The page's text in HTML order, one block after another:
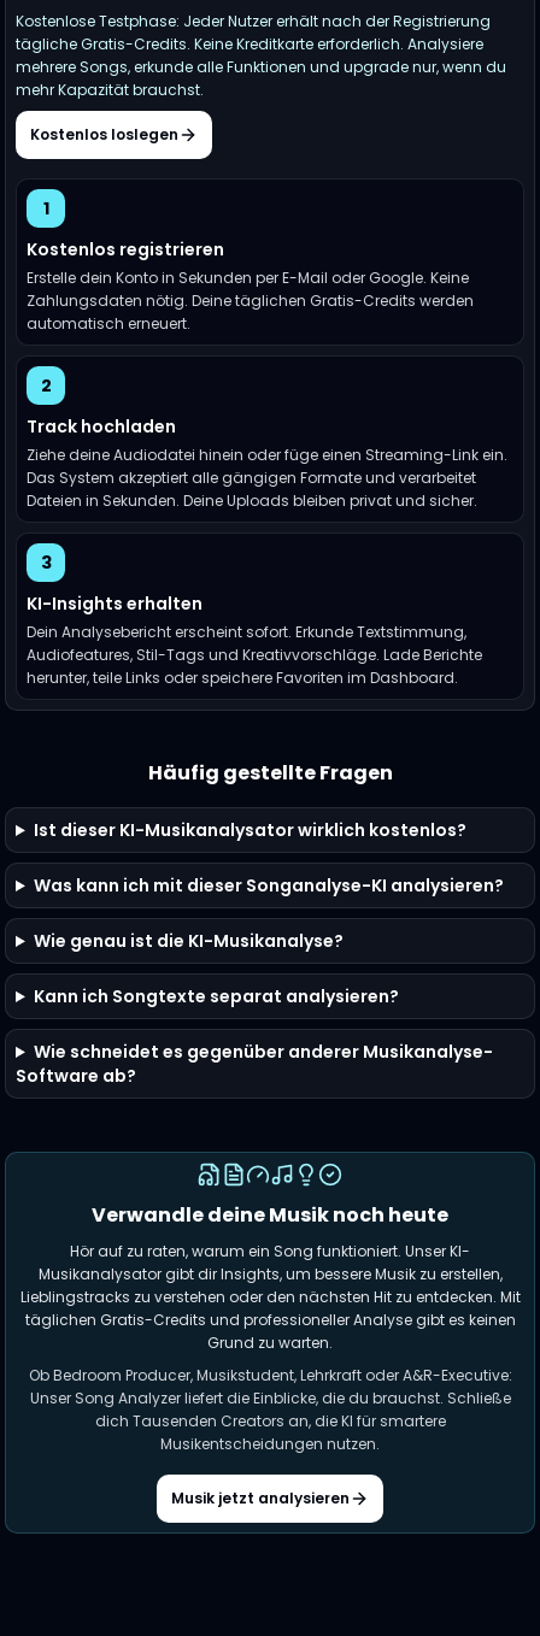
Kostenlose Testphase: Jeder Nutzer erhält nach der Registrierung
tägliche Gratis-Credits. Keine Kreditkarte erforderlich. Analysiere
mehrere Songs, erkunde alle Funktionen und upgrade nur, wenn du
mehr Kapazität brauchst.
Kostenlos loslegen
1
Kostenlos registrieren
Erstelle dein Konto in Sekunden per E-Mail oder Google. Keine
Zahlungsdaten nötig. Deine täglichen Gratis-Credits werden
automatisch erneuert.
2
Track hochladen
Ziehe deine Audiodatei hinein oder füge einen Streaming-Link ein.
Das System akzeptiert alle gängigen Formate und verarbeitet
Dateien in Sekunden. Deine Uploads bleiben privat und sicher.
3
KI-Insights erhalten
Dein Analysebericht erscheint sofort. Erkunde Textstimmung,
Audiofeatures, Stil-Tags und Kreativvorschläge. Lade Berichte
herunter, teile Links oder speichere Favoriten im Dashboard.
Häufig gestellte Fragen
Ist dieser KI-Musikanalysator wirklich kostenlos?
Was kann ich mit dieser Songanalyse-KI analysieren?
Wie genau ist die KI-Musikanalyse?
Kann ich Songtexte separat analysieren?
Wie schneidet es gegenüber anderer Musikanalyse-
Software ab?
Verwandle deine Musik noch heute
Hör auf zu raten, warum ein Song funktioniert. Unser KI-
Musikanalysator gibt dir Insights, um bessere Musik zu erstellen,
Lieblingstracks zu verstehen oder den nächsten Hit zu entdecken. Mit
täglichen Gratis-Credits und professioneller Analyse gibt es keinen
Grund zu warten.
Ob Bedroom Producer, Musikstudent, Lehrkraft oder A&R-Executive:
Unser Song Analyzer liefert die Einblicke, die du brauchst. Schließe
dich Tausenden Creators an, die KI für smartere
Musikentscheidungen nutzen.
Musik jetzt analysieren